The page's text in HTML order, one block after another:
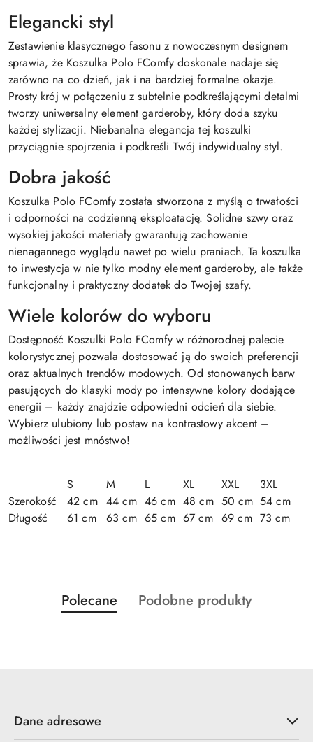
Elegancki styl
Zestawienie klasycznego fasonu z nowoczesnym designem
sprawia, że Koszulka Polo FComfy doskonale nadaje się
zarówno na co dzień, jak i na bardziej formalne okazje.
Prosty krój w połączeniu z subtelnie podkreślającymi detalmi
tworzy uniwersalny element garderoby, który doda szyku
każdej stylizacji. Niebanalna elegancja tej koszulki
przyciągnie spojrzenia i podkreśli Twój indywidualny styl.
Dobra jakość
Koszulka Polo FComfy została stworzona z myślą o trwałości
i odporności na codzienną eksploatację. Solidne szwy oraz
wysokiej jakości materiały gwarantują zachowanie
nienagannego wyglądu nawet po wielu praniach. Ta koszulka
to inwestycja w nie tylko modny element garderoby, ale także
funkcjonalny i praktyczny dodatek do Twojej szafy.
Wiele kolorów do wyboru
Dostępność Koszulki Polo FComfy w różnorodnej palecie
kolorystycznej pozwala dostosować ją do swoich preferencji
oraz aktualnych trendów modowych. Od stonowanych barw
pasujących do klasyki mody po intensywne kolory dodające
energii – każdy znajdzie odpowiedni odcień dla siebie.
Wybierz ulubiony lub postaw na kontrastowy akcent –
możliwości jest mnóstwo!
S M L XL XXL
3XL
Szerokość
42 cm 44 cm 46 cm 48 cm 50 cm 54 cm
Długość
61 cm 63 cm 65 cm 67 cm 69 cm 73 cm
Pomiń karuzelę produktów
Produkty
o
Polecane
Produkty
Podobne produkty
Dane adresowe